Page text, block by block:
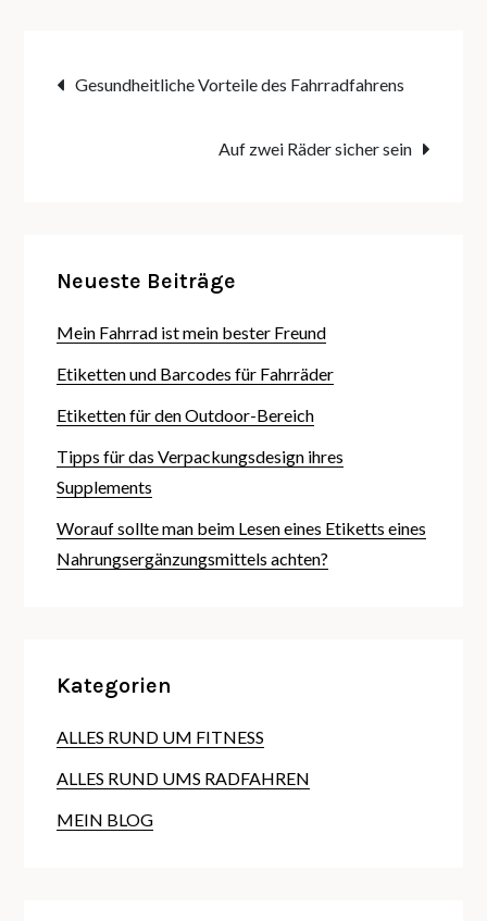
Beitragsnavigation
Gesundheitliche Vorteile des Fahrradfahrens
Auf zwei Räder sicher sein
Neueste Beiträge
Mein Fahrrad ist mein bester Freund
Etiketten und Barcodes für Fahrräder
Etiketten für den Outdoor-Bereich
Tipps für das Verpackungsdesign ihres
Supplements
Worauf sollte man beim Lesen eines Etiketts eines
Nahrungsergänzungsmittels achten?
Kategorien
ALLES RUND UM FITNESS
ALLES RUND UMS RADFAHREN
MEIN BLOG